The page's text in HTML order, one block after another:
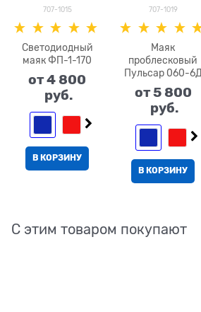
707-1015
Светодиодный
маяк ФП-1-170
от4 800
руб.
В КОРЗИНУ
707-1019
Маяк
проблесковый
Пульсар 060-6Д
от5 800
руб.
В КОРЗИНУ
С этим товаром покупают